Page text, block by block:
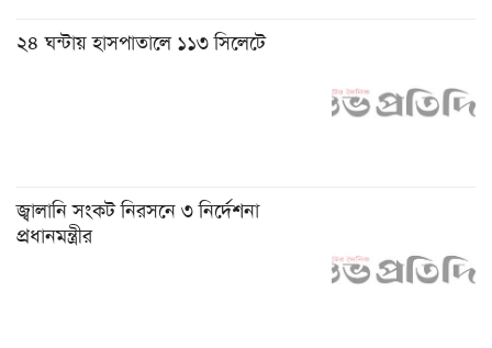
২৪ ঘন্টায় হাসপাতালে ১১৩ সিলেটে
জ্বালানি সংকট নিরসনে ৩ নির্দেশনা
প্রধানমন্ত্রীর